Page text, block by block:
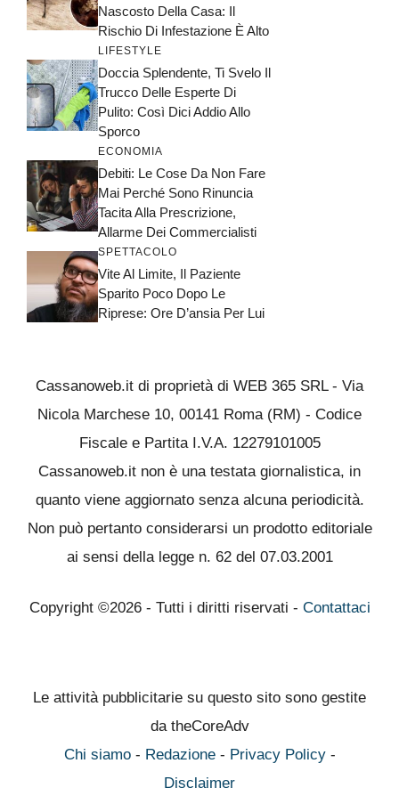
Nascosto Della Casa: Il
Rischio Di Infestazione È Alto
LIFESTYLE
Doccia Splendente, Ti Svelo Il
Trucco Delle Esperte Di
Pulito: Così Dici Addio Allo
Sporco
ECONOMIA
Debiti: Le Cose Da Non Fare
Mai Perché Sono Rinuncia
Tacita Alla Prescrizione,
Allarme Dei Commercialisti
SPETTACOLO
Vite Al Limite, Il Paziente
Sparito Poco Dopo Le
Riprese: Ore D’ansia Per Lui
Cassanoweb.it di proprietà di WEB 365 SRL - Via
Nicola Marchese 10, 00141 Roma (RM) - Codice
Fiscale e Partita I.V.A. 12279101005
Cassanoweb.it non è una testata giornalistica, in
quanto viene aggiornato senza alcuna periodicità.
Non può pertanto considerarsi un prodotto editoriale
ai sensi della legge n. 62 del 07.03.2001
Copyright ©2026 - Tutti i diritti riservati - Contattaci
Le attività pubblicitarie su questo sito sono gestite
da theCoreAdv
Chi siamo- Redazione- Privacy Policy-
Disclaimer